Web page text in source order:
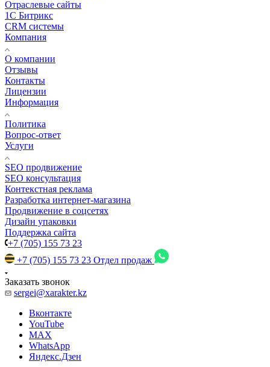
Отраслевые сайты
1С Битрикс
CRM системы
Компания
О компании
Отзывы
Контакты
Лицензии
Информация
Политика
Вопрос-ответ
Услуги
SEO продвижение
SEO консультация
Контекстная реклама
Разработка интернет-магазина
Продвижение в соцсетях
Дизайн упаковки
Поддержка сайта
+7 (705) 155 73 23
+7 (705) 155 73 23 Отдел продаж
Заказать звонок
sergei@xarakter.kz
Вконтакте
YouTube
MAX
WhatsApp
Яндекс.Дзен